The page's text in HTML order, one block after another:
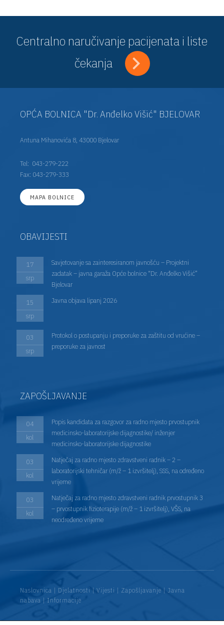
Centralno naručivanje pacijenata i liste
čekanja
OPĆA BOLNICA "Dr. Anđelko Višić" BJELOVAR
Antuna Mihanovića 8, 43000 Bjelovar
Tel: 043-279-222
Fax: 043-279-333
MAPA BOLNICE
OBAVIJESTI
17
srp
Savjetovanje sa zainteresiranom javnošću – Projektni
zadatak – javna garaža Opće bolnice “Dr. Anđelko Višić”
Bjelovar
15
srp
Javna objava lipanj 2026
03
srp
Protokol o postupanju i preporuke za zaštitu od vrućine –
preporuke za javnost
ZAPOŠLJAVANJE
04
kol
Popis kandidata za razgovor za radno mjesto prvostupnik
medicinsko-laboratorijske dijagnostike/ inženjer
medicinsko-laboratorijske dijagnostike
03
kol
Natječaj za radno mjesto zdravstveni radnik – 2 –
laboratorijski tehničar (m/ž – 1 izvršitelj), SSS, na određeno
vrijeme
03
kol
Natječaj za radno mjesto zdravstveni radnik prvostupnik 3
– prvostupnik fizioterapije (m/ž – 1 izvršitelj), VŠS, na
neodređeno vrijeme
Naslovnica | Djelatnosti | Vijesti | Zapošljavanje | Javna
nabava | Informacije